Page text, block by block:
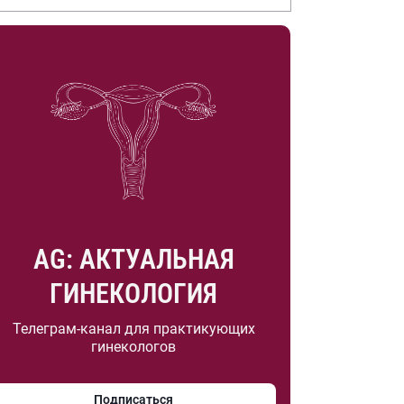
AG: АКТУАЛЬНАЯ
ГИНЕКОЛОГИЯ
Телеграм-канал для практикующих
гинекологов
Подписаться